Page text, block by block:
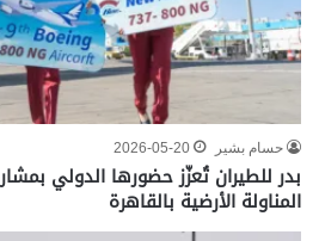
حسام بشير 2026-05-20
بدر للطيران تُعزّز حضورها الدولي
المناولة الأرضية بالقاهرة